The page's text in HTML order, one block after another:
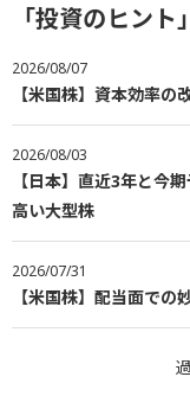
「投資のヒン
2026/08/07
【米国株】資本効率
2026/08/03
【日本】直近3年と今
高い大型株
2026/07/31
【米国株】配当面で